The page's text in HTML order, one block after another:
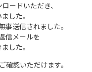
ードいただき、
した。
事送信されました。
信メールを
した。
認いただけます。